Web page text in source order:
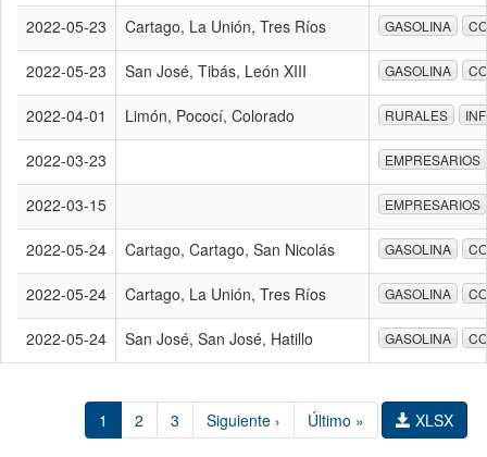
2022-05-23 Cartago, La Unión, Tres Ríos GASOLINA
2022-05-23 San José, Tibás, León XIII GASOLINA
2022-04-01 Limón, Pococí, Colorado RURALES
2022-03-23 EMPRESARIOS
2022-03-15 EMPRESARIOS
2022-05-24 Cartago, Cartago, San Nicolás GASOLINA
2022-05-24 Cartago, La Unión, Tres Ríos GASOLINA
2022-05-24 San José, San José, Hatillo GASOLINA
1 2 3 Siguiente › Último » XLSX